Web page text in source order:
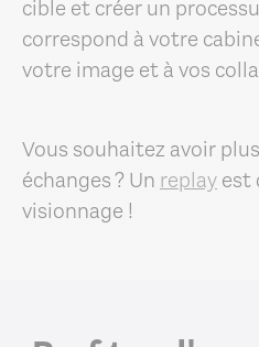
cible et créer un
correspond à votre
votre image et à vos
Vous souhaitez avoir
échanges ? Unreplayest
visionnage !